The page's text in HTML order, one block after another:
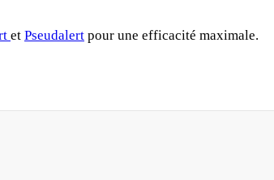
et Pseudalert pour une efficacité maximale.